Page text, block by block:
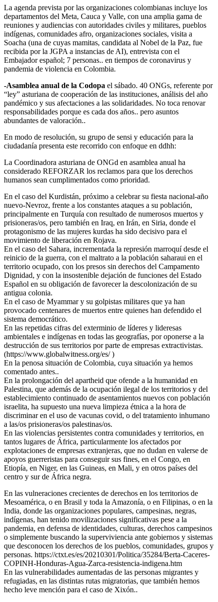
La agenda prevista por las organizaciones colombianas incluye los
departamentos del Meta, Cauca y Valle, con una amplia gama de
reuniones y audiencias con autoridades civiles y militares, pueblos
indígenas, comunidades afro, organizaciones sociales, visita a
Soacha (una de cuyas mamitas, candidata al Nobel de la Paz, fue
recibida por la JGPA a instancias de AI), entrevista con el
Embajador español; 7 personas.. en tiempos de coronavirus y
pandemia de violencia en Colombia.
-Asamblea anual de la Codopa el sábado. 40 ONGs, referente por
“ley” asturiana de cooperación de las instituciones, análisis del año
pandémico y sus afectaciones a las solidaridades. No toca renovar
responsabilidades porque es cada dos años.. pero asuntos
abundantes de valoración..
En modo de resolución, su grupo de sensi y educación para la
ciudadanía presenta este recorrido con enfoque en ddhh:
La Coordinadora asturiana de ONGd en asamblea anual ha
considerado REFORZAR los reclamos para que los derechos
humanos sean cumplimentados como prioridad.
En el caso del Kurdistán, próximo a celebrar su fiesta nacional-año
nuevo-Nevroz, frente a los constantes ataques a su población,
principalmente en Turquía con resultado de numerosos muertos y
prisioneras/os, pero también en Iraq, en Irán, en Siria, donde el
protagonismo de las mujeres kurdas ha sido decisivo para el
movimiento de liberación en Rojava.
En el caso del Sahara, incrementada la represión marroquí desde el
reinicio de la guerra, con el maltrato a la población saharaui en el
territorio ocupado, con los presos sin derechos del Campamento
Dignidad, y con la insostenible dejación de funciones del Estado
Español en su obligación de favorecer la descolonización de su
antigua colonia.
En el caso de Myammar y su golpistas militares que ya han
provocado centenares de muertos entre quienes han defendido el
sistema democrático.
En las repetidas cifras del exterminio de líderes y lideresas
ambientales e indígenas en todas las geografías, por oponerse a la
destrucción de sus territorios por parte de empresas extractivistas.
(https://www.globalwitness.org/es/ )
En la penosa situación de Colombia, cuya situación ya hemos
comentado antes..
En la prolongación del apartheid que ofende a la humanidad en
Palestina, que además de la ocupación ilegal de los territorios y del
establecimiento continuado de asentamientos nuevos con población
israelita, ha supuesto una nueva limpieza étnica a la hora de
discriminar en el uso de vacunas covid, o del tratamiento inhumano
a las/os prisioneras/os palestinas/os.
En las violencias persistentes contra comunidades y territorios, en
tantos lugares de África, particularmente los afectados por
explotaciones de empresas extranjeras, que no dudan en valerse de
apoyos guerreristas para conseguir sus fines, en el Congo, en
Etiopía, en Niger, en las Guineas, en Mali, y en otros países del
centro y sur de África negra.
En las vulneraciones crecientes de derechos en los territorios de
Mesoamérica, o en Brasil y toda la Amazonía, o en Filipinas, o en la
India, donde las organizaciones populares, campesinas, negras,
indígenas, han tenido movilizaciones significativas pese a la
pandemia, en defensa de identidades, culturas, derechos campesinos
o simplemente buscando la superviviencia ante gobiernos y sistemas
que desconocen los derechos de los pueblos, comunidades, grupos y
personas. https://ctxt.es/es/20210301/Politica/35284/Berta-Caceres-
COPINH-Honduras-Agua-Zarca-resistencia-indigena.htm
En las vulnerabilidades aumentadas de las personas migrantes y
refugiadas, en las distintas rutas migratorias, que también hemos
hecho leve mención para el caso de Xixón..